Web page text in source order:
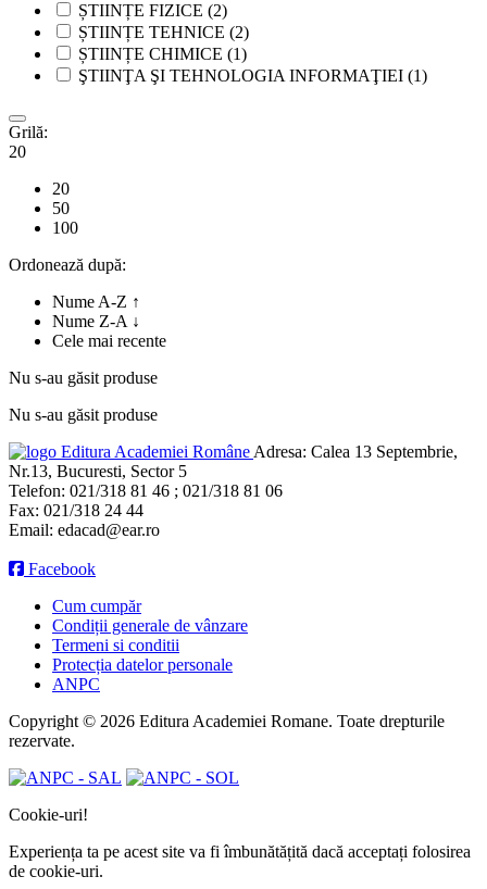
ȘTIINȚE FIZICE (2)
ȘTIINȚE TEHNICE (2)
ȘTIINȚE CHIMICE (1)
ŞTIINŢA ŞI TEHNOLOGIA INFORMAŢIEI (1)
Grilă:
20
20
50
100
Ordonează după:
Nume A-Z ↑
Nume Z-A ↓
Cele mai recente
Nu s-au găsit produse
Nu s-au găsit produse
Editura Academiei Române Adresa: Calea 13 Septembrie,
Nr.13, Bucuresti, Sector 5
Telefon: 021/318 81 46 ; 021/318 81 06
Fax: 021/318 24 44
Email: edacad@ear.ro
Facebook
Cum cumpăr
Condiții generale de vânzare
Termeni si conditii
Protecția datelor personale
ANPC
Copyright © 2026 Editura Academiei Romane. Toate drepturile
rezervate.
Cookie-uri!
Experiența ta pe acest site va fi îmbunătățită dacă acceptați folosirea
de cookie-uri.